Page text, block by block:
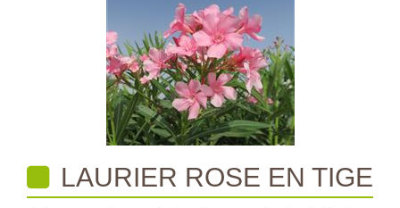
LAURIER ROSE EN TIGE